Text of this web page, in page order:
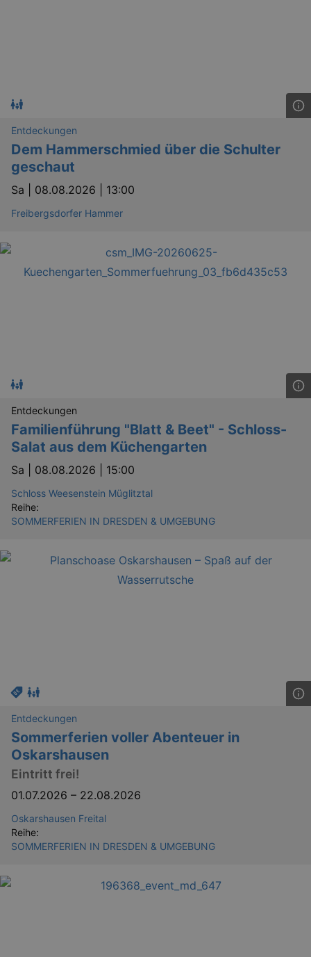
Entdeckungen
Dem Hammerschmied über die Schulter
geschaut
Sa | 08.08.2026 | 13:00
Freibergsdorfer Hammer
Entdeckungen
Familienführung "Blatt & Beet" - Schloss-
Salat aus dem Küchengarten
Sa | 08.08.2026 | 15:00
Schloss Weesenstein Müglitztal
Reihe:
SOMMERFERIEN IN DRESDEN & UMGEBUNG
Entdeckungen
Sommerferien voller Abenteuer in
Oskarshausen
Eintritt frei!
01.07.2026 – 22.08.2026
Oskarshausen Freital
Reihe:
SOMMERFERIEN IN DRESDEN & UMGEBUNG